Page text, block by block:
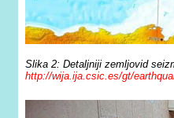
Slika 2: Detaljniji zemljovid
http://wija.ija.csic.es/gt/